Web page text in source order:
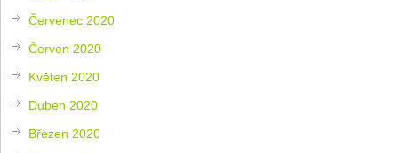
Červenec 2020
Červen 2020
Květen 2020
Duben 2020
Březen 2020